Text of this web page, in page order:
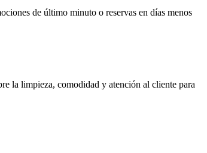
de último minuto o reservas en días menos
la limpieza, comodidad y atención al cliente para